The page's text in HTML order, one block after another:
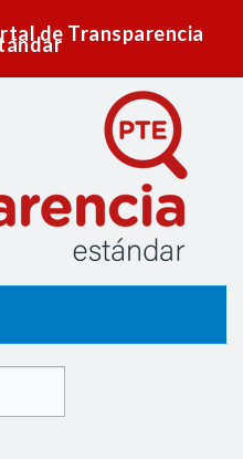
de Transparencia